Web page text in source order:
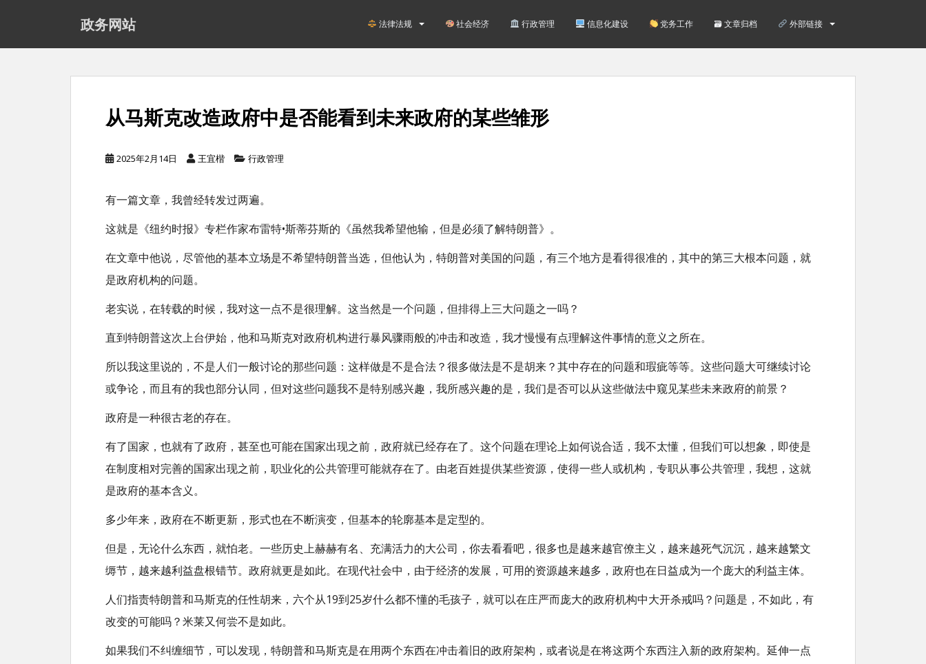
i
政务网站 法律法规 社会经济 行政管理 信息化建设 党务工作 🗃 文章归档 外部链接
从马斯克改造政府中是否能看到未来政府的某些雏形
2025年2月14日 王宜楷 行政管理
有一篇文章，我曾经转发过两遍。
这就是《纽约时报》专栏作家布雷特•斯蒂芬斯的《虽然我希望他输，但是必须了解特朗普》。
在文章中他说，尽管他的基本立场是不希望特朗普当选，但他认为，特朗普对美国的问题，有三个地方是看得很准的，其中的第三大根本问题，就
是政府机构的问题。
老实说，在转载的时候，我对这一点不是很理解。这当然是一个问题，但排得上三大问题之一吗？
直到特朗普这次上台伊始，他和马斯克对政府机构进行暴风骤雨般的冲击和改造，我才慢慢有点理解这件事情的意义之所在。
所以我这里说的，不是人们一般讨论的那些问题：这样做是不是合法？很多做法是不是胡来？其中存在的问题和瑕疵等等。这些问题大可继续讨论
或争论，而且有的我也部分认同，但对这些问题我不是特别感兴趣，我所感兴趣的是，我们是否可以从这些做法中窥见某些未来政府的前景？
政府是一种很古老的存在。
有了国家，也就有了政府，甚至也可能在国家出现之前，政府就已经存在了。这个问题在理论上如何说合适，我不太懂，但我们可以想象，即使是
在制度相对完善的国家出现之前，职业化的公共管理可能就存在了。由老百姓提供某些资源，使得一些人或机构，专职从事公共管理，我想，这就
是政府的基本含义。
多少年来，政府在不断更新，形式也在不断演变，但基本的轮廓基本是定型的。
但是，无论什么东西，就怕老。一些历史上赫赫有名、充满活力的大公司，你去看看吧，很多也是越来越官僚主义，越来越死气沉沉，越来越繁文
缛节，越来越利益盘根错节。政府就更是如此。在现代社会中，由于经济的发展，可用的资源越来越多，政府也在日益成为一个庞大的利益主体。
人们指责特朗普和马斯克的任性胡来，六个从19到25岁什么都不懂的毛孩子，就可以在庄严而庞大的政府机构中大开杀戒吗？问题是，不如此，有
改变的可能吗？米莱又何尝不是如此。
如果我们不纠缠细节，可以发现，特朗普和马斯克是在用两个东西在冲击着旧的政府架构，或者说是在将这两个东西注入新的政府架构。延伸一点